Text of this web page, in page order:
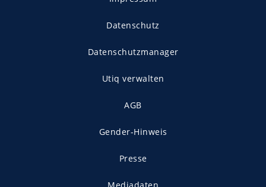
Datenschutz
Datenschutzmanager
Utiq verwalten
AGB
Gender-Hinweis
Presse